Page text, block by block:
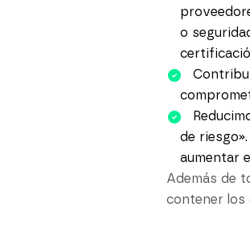
o
de
aumentar
Además de
contener los